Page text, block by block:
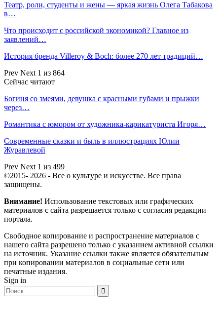
Театр, роли, студенты и жены — яркая жизнь Олега Табакова
в…
Что происходит с российской экономикой? Главное из
заявлений…
История бренда Villeroy & Boch: более 270 лет традиций…
Prev Next 1 из 864
Сейчас читают
Богиня со змеями, девушка с красными губами и прыжки
через…
Романтика с юмором от художника-карикатуриста Игоря…
Современные сказки и быль в иллюстрациях Юлии
Журавлевой
Prev Next 1 из 499
©2015- 2026 - Все о культуре и искусстве. Все права
защищены.
Внимание! Использование текстовых или графических
материалов с сайта разрешается только c согласия редакции
портала.
Свободное копирование и распространение материалов с
нашего сайта разрешено только с указанием активной ссылки
на источник. Указание ссылки также является обязательным
при копировании материалов в социальные сети или
печатные издания.
Sign in